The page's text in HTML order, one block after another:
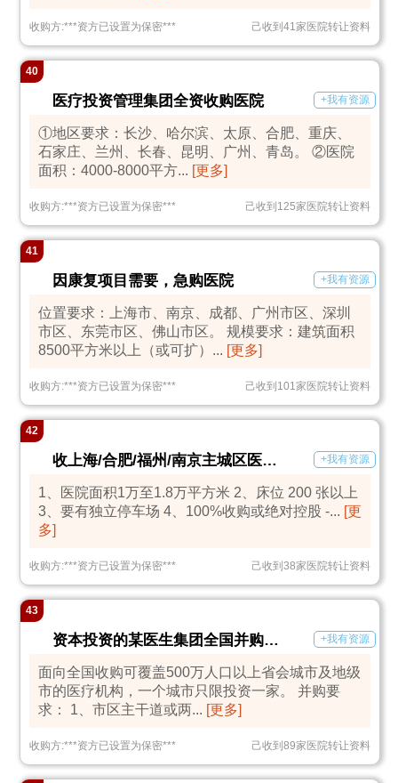
收购方:***资方已设置为保密*** 己收到41家医院转让资料
40
医疗投资管理集团全资收购医院 +我有资源
①地区要求：长沙、哈尔滨、太原、合肥、重庆、
石家庄、兰州、长春、昆明、广州、青岛。 ②医院
面积：4000-8000平方... [更多]
收购方:***资方已设置为保密*** 己收到125家医院转让资料
41
因康复项目需要，急购医院 +我有资源
位置要求：上海市、南京、成都、广州市区、深圳
市区、东莞市区、佛山市区。 规模要求：建筑面积
8500平方米以上（或可扩）... [更多]
收购方:***资方已设置为保密*** 己收到101家医院转让资料
42
收上海/合肥/福州/南京主城区医院或租赁场地 +我有资源
1、医院面积1万至1.8万平方米 2、床位 200 张以上
3、要有独立停车场 4、100%收购或绝对控股 -... [更
多]
收购方:***资方已设置为保密*** 己收到38家医院转让资料
43
资本投资的某医生集团全国并购医院 +我有资源
面向全国收购可覆盖500万人口以上省会城市及地级
市的医疗机构，一个城市只限投资一家。 并购要
求： 1、市区主干道或两... [更多]
收购方:***资方已设置为保密*** 己收到89家医院转让资料